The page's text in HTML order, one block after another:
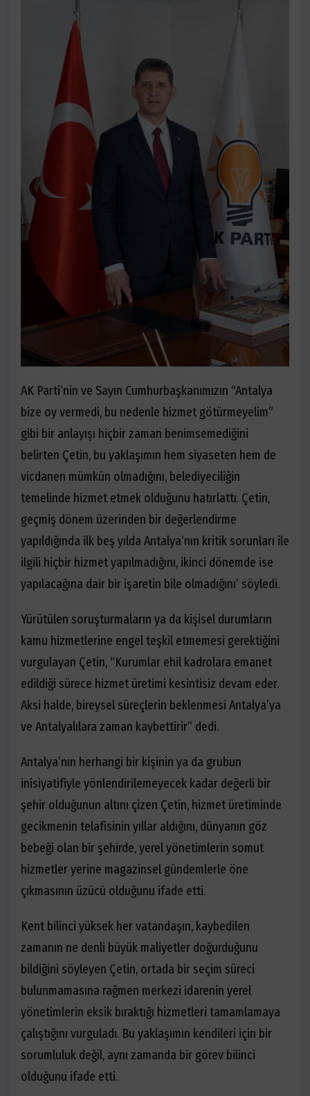
AK Parti’nin ve Sayın Cumhurbaşkanımızın “Antalya
bize oy vermedi, bu nedenle hizmet götürmeyelim”
gibi bir anlayışı hiçbir zaman benimsemediğini
belirten Çetin, bu yaklaşımın hem siyaseten hem de
vicdanen mümkün olmadığını, belediyeciliğin
temelinde hizmet etmek olduğunu hatırlattı. Çetin,
geçmiş dönem üzerinden bir değerlendirme
yapıldığında ilk beş yılda Antalya’nın kritik sorunları ile
ilgili hiçbir hizmet yapılmadığını, ikinci dönemde ise
yapılacağına dair bir işaretin bile olmadığını’ söyledi.
Yürütülen soruşturmaların ya da kişisel durumların
kamu hizmetlerine engel teşkil etmemesi gerektiğini
vurgulayan Çetin, “Kurumlar ehil kadrolara emanet
edildiği sürece hizmet üretimi kesintisiz devam eder.
Aksi halde, bireysel süreçlerin beklenmesi Antalya’ya
ve Antalyalılara zaman kaybettirir” dedi.
Antalya’nın herhangi bir kişinin ya da grubun
inisiyatifiyle yönlendirilemeyecek kadar değerli bir
şehir olduğunun altını çizen Çetin, hizmet üretiminde
gecikmenin telafisinin yıllar aldığını, dünyanın göz
bebeği olan bir şehirde, yerel yönetimlerin somut
hizmetler yerine magazinsel gündemlerle öne
çıkmasının üzücü olduğunu ifade etti.
Kent bilinci yüksek her vatandaşın, kaybedilen
zamanın ne denli büyük maliyetler doğurduğunu
bildiğini söyleyen Çetin, ortada bir seçim süreci
bulunmamasına rağmen merkezi idarenin yerel
yönetimlerin eksik bıraktığı hizmetleri tamamlamaya
çalıştığını vurguladı. Bu yaklaşımın kendileri için bir
sorumluluk değil, aynı zamanda bir görev bilinci
olduğunu ifade etti.